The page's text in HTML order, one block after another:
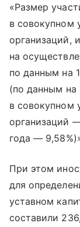
«Размер
в совокупном
организаций,
на
по данным на
(по данным на
в совокупном
организаций
года —
При этом
для
уставном
составили